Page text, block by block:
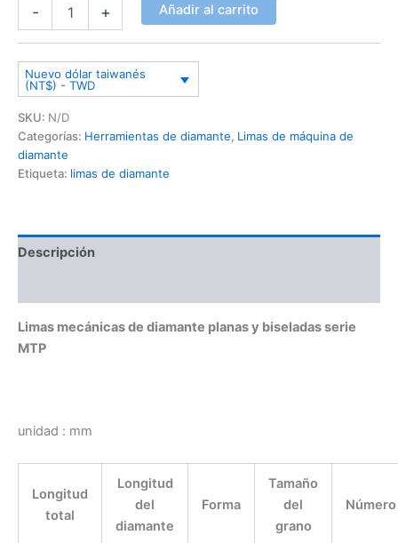
- + Añadir al carrito
Nuevo dólar taiwanés
(NT$) - TWD
SKU: N/D
Categorías: Herramientas de diamante, Limas de máquina de
diamante
Etiqueta: limas de diamante
Descripción
Limas mecánicas de diamante planas y biseladas serie
MTP
unidad : mm
Longitud
total
Longitud
del
diamante
Forma
Tamaño
del
grano
Número